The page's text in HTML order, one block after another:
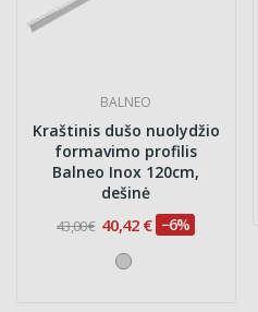
BALNEO
Kraštinis dušo nuolydžio
formavimo profilis
Balneo Inox 120cm,
dešinė
43,00 € 40,42 € −6%